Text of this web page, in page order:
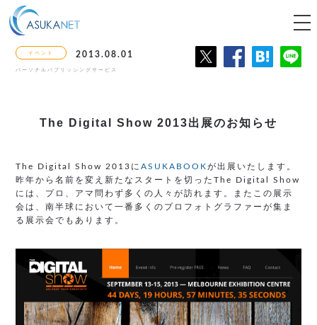
イベント 2013.08.01
パーソナルパブリッシングサービス
The Digital Show 2013出展のお知らせ
The Digital Show 2013にASUKABOOKが出展いたします。
昨年から名前を変え新たなスタートを切ったThe Digital Show
には、プロ、アマ問わず多くの人々が訪れます。またこの展示
会は、南半球において一番多くのプロフォトグラファーが集ま
る展示会でもあります。